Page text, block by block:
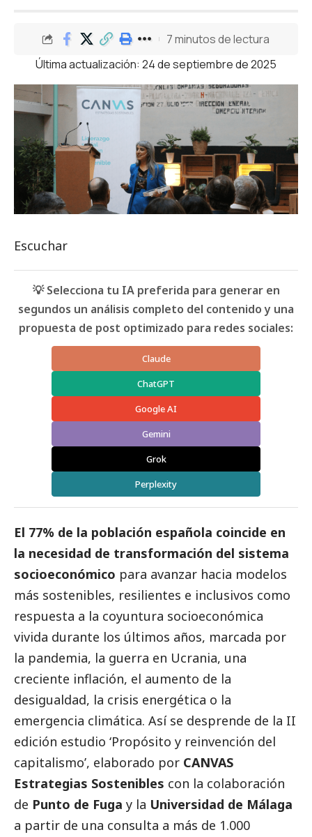
Última actualización: 24 de septiembre de 2025
7 minutos de lectura
Escuchar
💡 Selecciona tu IA preferida para generar en
segundos un análisis completo del contenido y una
propuesta de post optimizado para redes sociales:
Claude
ChatGPT
Google AI
Gemini
Grok
Perplexity
El 77% de la población española coincide en
la necesidad de transformación del sistema
socioeconómico para avanzar hacia modelos
más sostenibles, resilientes e inclusivos como
respuesta a la coyuntura socioeconómica
vivida durante los últimos años, marcada por
la pandemia, la guerra en Ucrania, una
creciente inflación, el aumento de la
desigualdad, la crisis energética o la
emergencia climática. Así se desprende de la II
edición estudio ‘Propósito y reinvención del
capitalismo’, elaborado por CANVAS
Estrategias Sostenibles con la colaboración
de Punto de Fuga y la Universidad de Málaga
a partir de una consulta a más de 1.000